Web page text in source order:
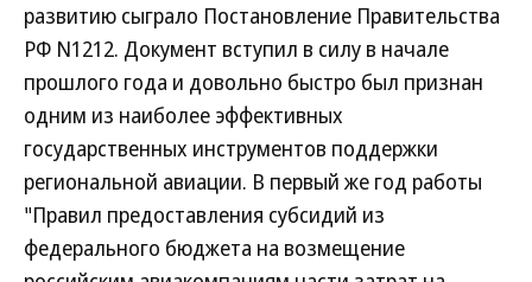
развитию сыграло Постановление Правительства
РФ N1212. Документ вступил в силу в начале
прошлого года и довольно быстро был признан
одним из наиболее эффективных
государственных инструментов поддержки
региональной авиации. В первый же год работы
"Правил предоставления субсидий из
федерального бюджета на возмещение